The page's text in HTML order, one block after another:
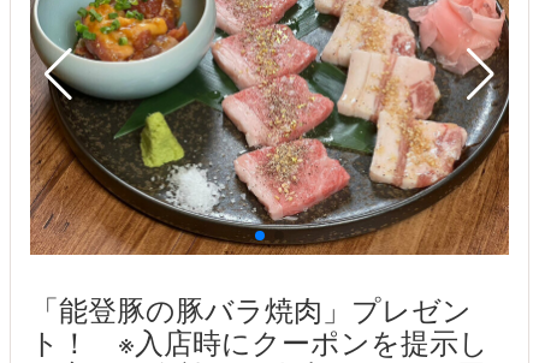
「能登豚の豚バラ焼肉」プレゼン
ト！ ※入店時にクーポンを提示し